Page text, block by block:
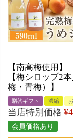
【南高梅使用】
【梅シロップ2
梅・青梅）】
贈答ギフト 濃縮
当店特別価格 ¥
会員価格あり